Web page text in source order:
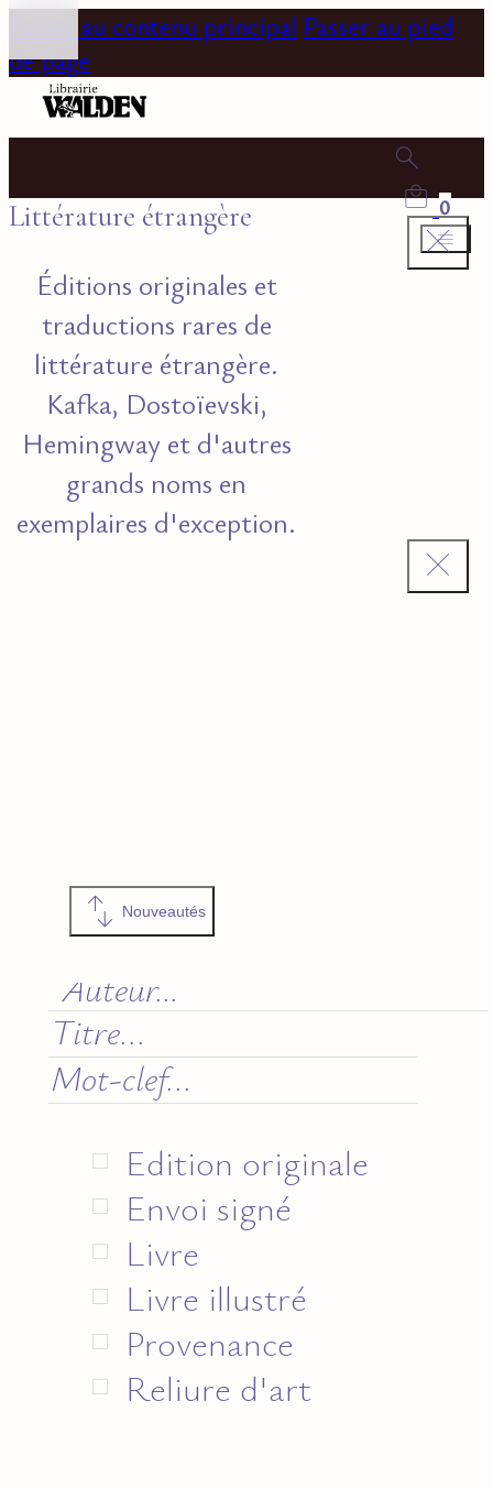
Passer au contenu principal Passer au pied
de page
0
Littérature étrangère
Éditions originales et
traductions rares de
littérature étrangère.
Kafka, Dostoïevski,
Hemingway et d'autres
grands noms en
exemplaires d'exception.
Nouveautés
Edition originale
Envoi signé
Livre
Livre illustré
Provenance
Reliure d'art